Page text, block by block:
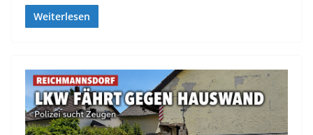
Weiterlesen